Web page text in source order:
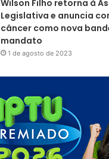
Wilson Filho retorna à
Legislativa e anuncia
câncer como nova
mandato
1 de agosto de 2023